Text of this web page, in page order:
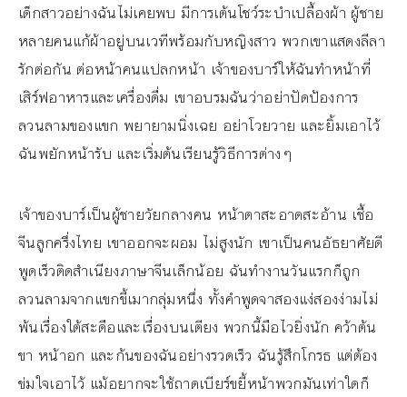
เด็กสาวอย่างฉันไม่เคยพบ มีการเต้นโชว์ระบำเปลื้องผ้า ผู้ชาย
หลายคนแก้ผ้าอยู่บนเวทีพร้อมกับหญิงสาว พวกเขาแสดงลีลา
รักต่อกัน ต่อหน้าคนแปลกหน้า เจ้าของบาร์ให้ฉันทำหน้าที่
เสิร์ฟอาหารและเครื่องดื่ม เขาอบรมฉันว่าอย่าปัดป้องการ
ลวนลามของแขก พยายามนิ่งเฉย อย่าโวยวาย และยิ้มเอาไว้
ฉันพยักหน้ารับ และเริ่มต้นเรียนรู้วิธีการต่างๆ
เจ้าของบาร์เป็นผู้ชายวัยกลางคน หน้าตาสะอาดสะอ้าน เชื้อ
จีนลูกครึ่งไทย เขาออกจะผอม ไม่สูงนัก เขาเป็นคนอัธยาศัยดี
พูดเร็วติดสำเนียงภาษาจีนเล็กน้อย ฉันทำงานวันแรกก็ถูก
ลวนลามจากแขกขี้เมากลุ่มหนึ่ง ทั้งคำพูดจาสองแง่สองง่ามไม่
พ้นเรื่องใต้สะดือและเรื่องบนเตียง พวกนี้มือไวยิ่งนัก คว้าต้น
ขา หน้าอก และก้นของฉันอย่างรวดเร็ว ฉันรู้สึกโกรธ แต่ต้อง
ข่มใจเอาไว้ แม้อยากจะใช้ถาดเบียร์ขยี้หน้าพวกมันเท่าใดก็